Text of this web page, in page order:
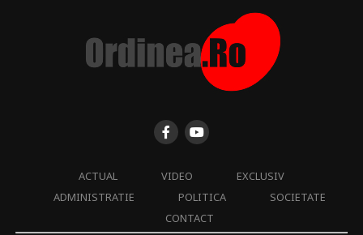
ACTUAL VIDEO
EXCLUSIV
ADMINISTRATIE
POLITICA
SOCIETATE
CONTACT